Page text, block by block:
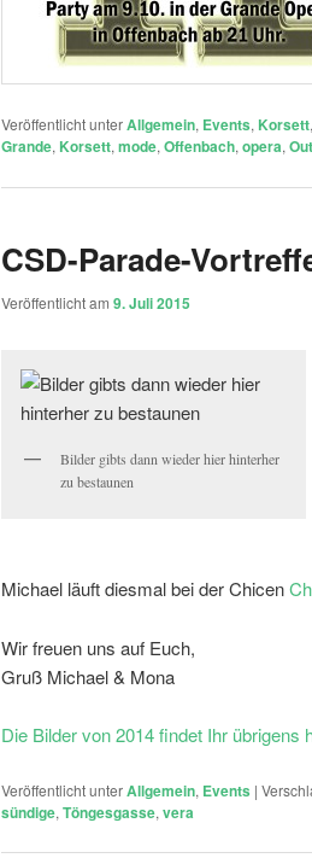
Veröffentlicht unterAllgemein, Events, Korsett,
Grande, Korsett, mode, Offenbach, opera,
CSD-Parade-
Veröffentlicht am 9. Juli 2015
Bilder gibts dann wieder hier hinterher
zu bestaunen
Michael läuft diesmal bei der Chicen
Wir freuen uns auf Euch,
Gruß Michael & Mona
Die Bilder von 2014 findet Ihr übrigens
Veröffentlicht unterAllgemein, Events |
sündige, Töngesgasse, vera